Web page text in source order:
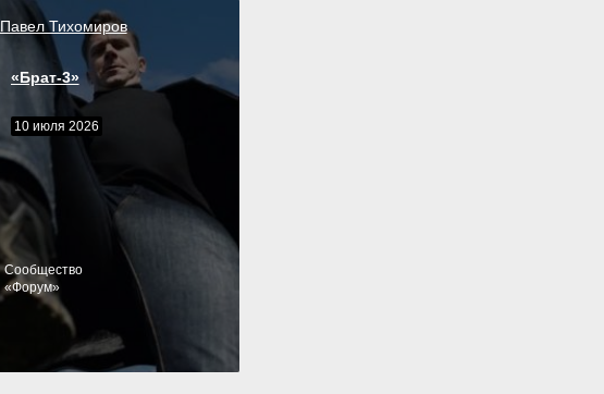
Павел Тихомиров
«Брат-3»
10 июля 2026
Cообщество
«Форум»